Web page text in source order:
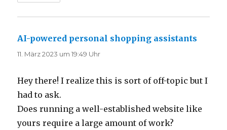
AI-powered personal shopping assistants
11. März 2023 um 19:49 Uhr
Hey there! I realize this is sort of off-topic but I
had to ask.
Does running a well-established website like
yours require a large amount of work?